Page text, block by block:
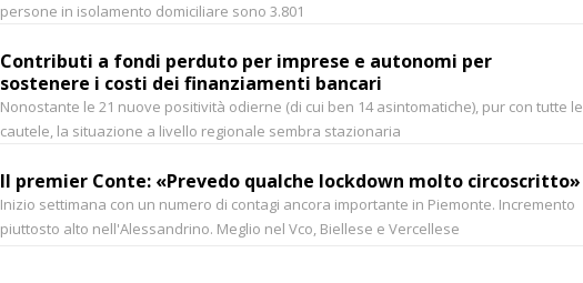
persone in isolamento domiciliare sono 3.801
Contributi a fondi perduto per imprese e autonomi per
sostenere i costi dei finanziamenti bancari
Nonostante le 21 nuove positività odierne (di cui ben 14 asintomatiche), pur con tutte le
cautele, la situazione a livello regionale sembra stazionaria
Il premier Conte: «Prevedo qualche lockdown molto circoscritto»
Inizio settimana con un numero di contagi ancora importante in Piemonte. Incremento
piuttosto alto nell'Alessandrino. Meglio nel Vco, Biellese e Vercellese